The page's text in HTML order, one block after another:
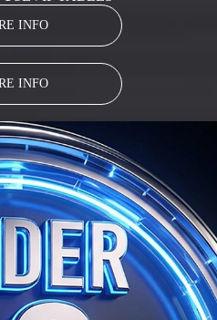
INFO
INFO